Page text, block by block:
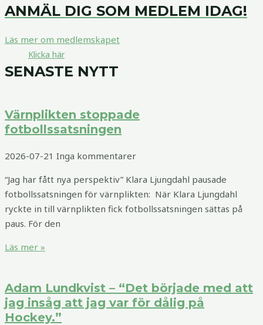
ANMÄL DIG SOM MEDLEM IDAG!
Läs mer om medlemskapet
Klicka här
SENASTE NYTT
Värnplikten stoppade
fotbollssatsningen
2026-07-21 Inga kommentarer
“Jag har fått nya perspektiv” Klara Ljungdahl pausade
fotbollssatsningen för värnplikten: När Klara Ljungdahl
ryckte in till värnplikten fick fotbollssatsningen sättas på
paus. För den
Läs mer »
Adam Lundkvist – “Det började med att
jag insåg att jag var för dålig på
Hockey.”